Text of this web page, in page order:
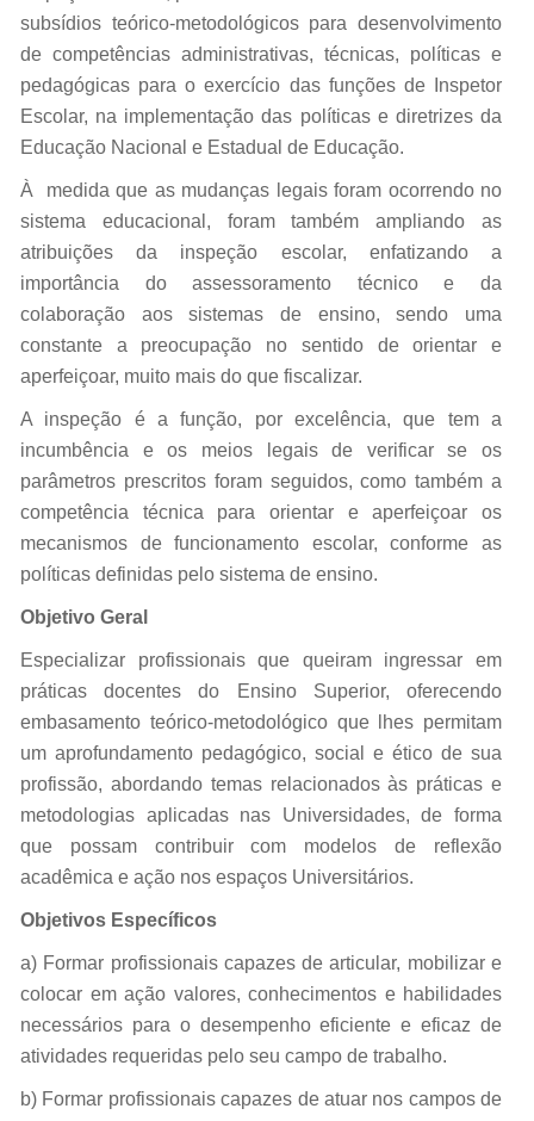
subsídios teórico-metodológicos para desenvolvimento
de competências administrativas, técnicas, políticas e
pedagógicas para o exercício das funções de Inspetor
Escolar, na implementação das políticas e diretrizes da
Educação Nacional e Estadual de Educação.
À medida que as mudanças legais foram ocorrendo no
sistema educacional, foram também ampliando as
atribuições da inspeção escolar, enfatizando a
importância do assessoramento técnico e da
colaboração aos sistemas de ensino, sendo uma
constante a preocupação no sentido de orientar e
aperfeiçoar, muito mais do que fiscalizar.
A inspeção é a função, por excelência, que tem a
incumbência e os meios legais de verificar se os
parâmetros prescritos foram seguidos, como também a
competência técnica para orientar e aperfeiçoar os
mecanismos de funcionamento escolar, conforme as
políticas definidas pelo sistema de ensino.
Objetivo Geral
Especializar profissionais que queiram ingressar em
práticas docentes do Ensino Superior, oferecendo
embasamento teórico-metodológico que lhes permitam
um aprofundamento pedagógico, social e ético de sua
profissão, abordando temas relacionados às práticas e
metodologias aplicadas nas Universidades, de forma
que possam contribuir com modelos de reflexão
acadêmica e ação nos espaços Universitários.
Objetivos Específicos
a) Formar profissionais capazes de articular, mobilizar e
colocar em ação valores, conhecimentos e habilidades
necessários para o desempenho eficiente e eficaz de
atividades requeridas pelo seu campo de trabalho.
b) Formar profissionais capazes de atuar nos campos de